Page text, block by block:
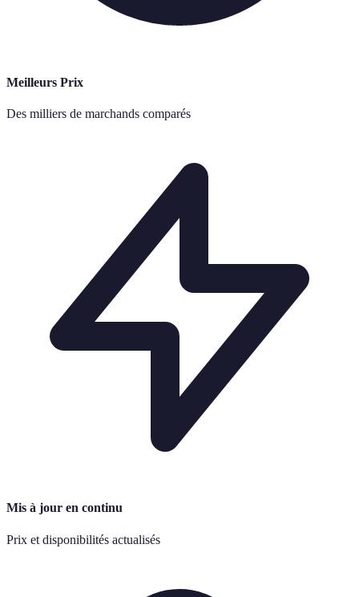
Meilleurs Prix
Des milliers de marchands comparés
Mis à jour en continu
Prix et disponibilités actualisés